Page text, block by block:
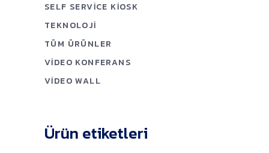
SELF SERVICE KIOSK
TEKNOLOJI
TÜM ÜRÜNLER
VIDEO KONFERANS
VIDEO WALL
Ürün etiketleri